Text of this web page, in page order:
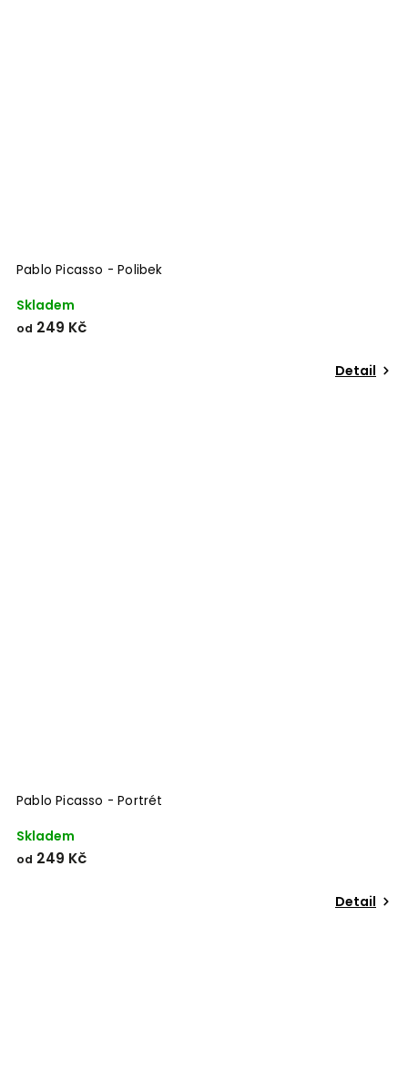
Pablo Picasso - Polibek
Skladem
od 249 Kč
Detail
Pablo Picasso - Portrét
Skladem
od 249 Kč
Detail